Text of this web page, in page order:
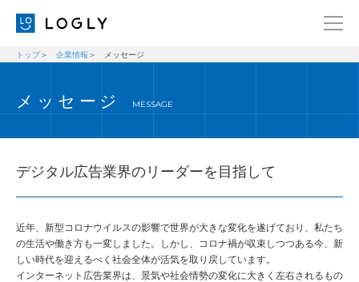
経営理念
ニュース
事業内容
採用情報
トップ 企業情報 メッセージ
メッセージ MESSAGE
デジタル広告業界のリーダーを目指して
近年、新型コロナウイルスの影響で世界が大きな変化を遂げており、私たち
の生活や働き方も一変しました。しかし、コロナ禍が収束しつつある今、新
しい時代を迎えるべく社会全体が活気を取り戻しています。
インターネット広告業界は、景気や社会情勢の変化に大きく左右されるもの